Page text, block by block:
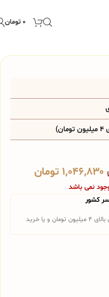
۰ تومان
۱,۰۴۶,۸۳۰ تومان
نمی باشد
کشور
ارسال رایگان برای سفارش‌های بالای 4 میلیون تومان و یا خرید